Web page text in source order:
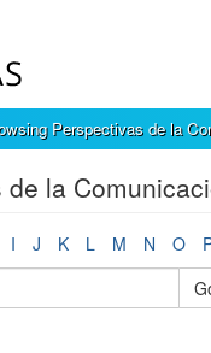
Perspectivas de la
la
I J K L M N O